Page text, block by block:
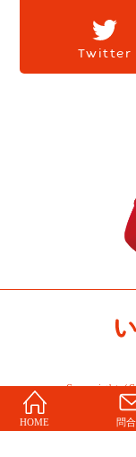
Twitter
Copyright
HOME 問